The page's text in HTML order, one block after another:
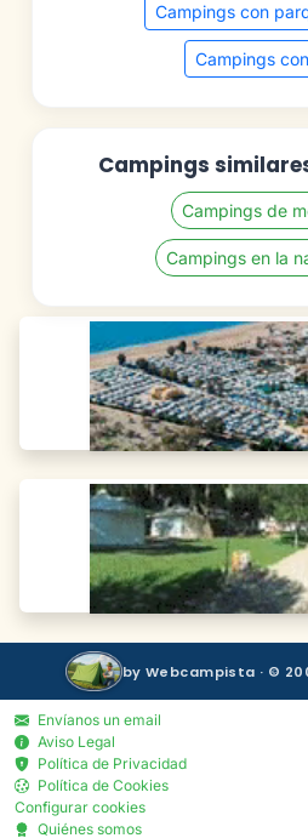
Campings con
Campings
Campings
Campings de
Campings en la
by Webcampista · ©
Envíanos un email
Aviso Legal
Política de Privacidad
Política de Cookies
Configurar cookies
Quiénes somos